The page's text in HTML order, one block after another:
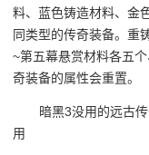
料、蓝色铸造材料、金
同类型的传奇装备。重
~第五幕悬赏材料各五
奇装备的属性会重置。
暗黑3没用的远古
用